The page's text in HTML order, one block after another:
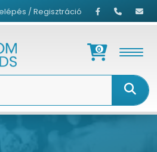
/ Regisztráció
0